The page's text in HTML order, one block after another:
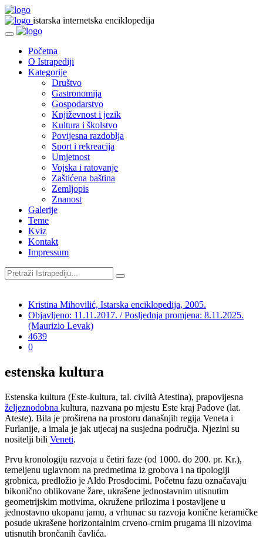
istarska internetska enciklopedija
Početna
O Istrapediji
Kategorije
Društvo
Gastronomija
Gospodarstvo
Književnost i jezik
Kultura i školstvo
Povijesna razdoblja
Sport i rekreacija
Umjetnost
Vojska i ratovanje
Zaštićena baština
Zemljopis
Znanost
Galerije
Teme
Kviz
Kontakt
Impressum
Kristina Mihovilić, Istarska enciklopedija, 2005.
Objavljeno: 11.11.2017. / Posljednja promjena: 8.11.2025.
(Maurizio Levak)
4639
0
estenska kultura
Estenska kultura (Este-kultura, tal. civiltà Atestina), prapovijesna
željeznodobna kultura, nazvana po mjestu Este kraj Padove (lat.
Ateste). Bila je proširena na prostoru današnjih regija Veneta i
Furlanije, a imala je jak utjecaj na susjedna područja. Njezini su
nositelji bili Veneti.
Prvu kronologiju razvoja u četiri faze (od 1000. do 200. pr. Kr.),
temeljenu uglavnom na predmetima iz grobova i na tipologiji
grobnica, predložio je Aldo Prosdocimi. Početnu fazu označavaju
bikonično oblikovane žare, ukrašene jednostavnim utisnutim
geometrijskim motivima, okružene prilozima i postavljene u
jednostavno ukopanu jamu, a vrhunac su razvoja konične keramičke
posude ukrašene horizontalnim crveno-crnim prugama ili nizovima
utisnutih brončanih čavlića.